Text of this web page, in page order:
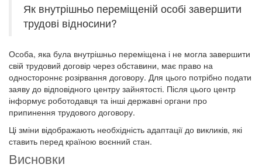
Як внутрішньо переміщеній особі завершити
трудові відносини?
Особа, яка була внутрішньо переміщена і не могла завершити
свій трудовий договір через обставини, має право на
одностороннє розірвання договору. Для цього потрібно подати
заяву до відповідного центру зайнятості. Після цього центр
інформує роботодавця та інші державні органи про
припинення трудового договору.
Ці зміни відображають необхідність адаптації до викликів, які
ставить перед країною воєнний стан.
Висновки